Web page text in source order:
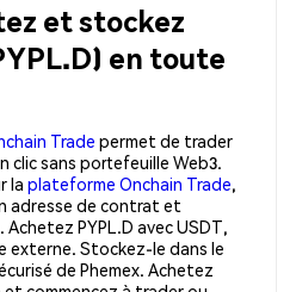
et stockez
en toute
Trade permet de trader
clic sans portefeuille Web3.
la plateforme Onchain Trade,
adresse de contrat et
PYPL.D avec USDT,
externe. Stockez-le dans le
de Phemex. Achetez